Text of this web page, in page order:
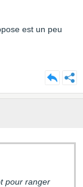
est un peu
pour ranger